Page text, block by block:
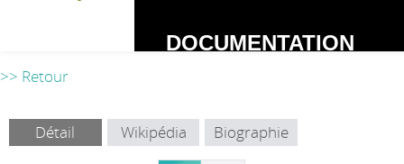
DOCUMENTATION
>> Retour
Détail Wikipédia Biographie